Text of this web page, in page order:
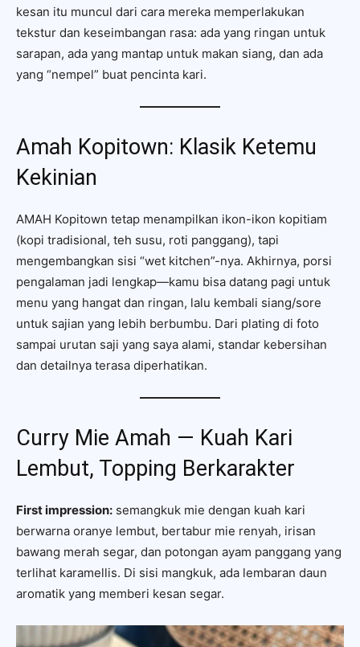
kesan itu muncul dari cara mereka memperlakukan
tekstur dan keseimbangan rasa: ada yang ringan untuk
sarapan, ada yang mantap untuk makan siang, dan ada
yang “nempel” buat pencinta kari.
Amah Kopitown: Klasik Ketemu
Kekinian
AMAH Kopitown tetap menampilkan ikon-ikon kopitiam
(kopi tradisional, teh susu, roti panggang), tapi
mengembangkan sisi “wet kitchen”-nya. Akhirnya, porsi
pengalaman jadi lengkap—kamu bisa datang pagi untuk
menu yang hangat dan ringan, lalu kembali siang/sore
untuk sajian yang lebih berbumbu. Dari plating di foto
sampai urutan saji yang saya alami, standar kebersihan
dan detailnya terasa diperhatikan.
Curry Mie Amah — Kuah Kari
Lembut, Topping Berkarakter
First impression: semangkuk mie dengan kuah kari
berwarna oranye lembut, bertabur mie renyah, irisan
bawang merah segar, dan potongan ayam panggang yang
terlihat karamellis. Di sisi mangkuk, ada lembaran daun
aromatik yang memberi kesan segar.